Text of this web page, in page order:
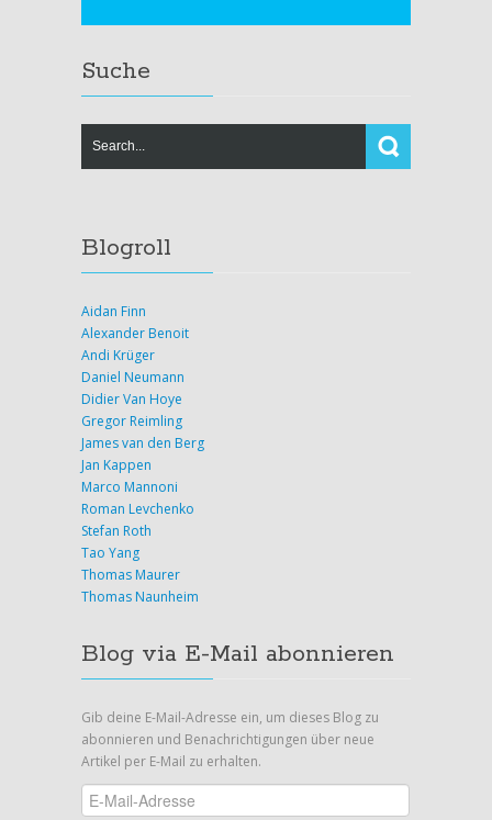
Suche
Blogroll
Aidan Finn
Alexander Benoit
Andi Krüger
Daniel Neumann
Didier Van Hoye
Gregor Reimling
James van den Berg
Jan Kappen
Marco Mannoni
Roman Levchenko
Stefan Roth
Tao Yang
Thomas Maurer
Thomas Naunheim
Blog via E-Mail abonnieren
Gib deine E-Mail-Adresse ein, um dieses Blog zu
abonnieren und Benachrichtigungen über neue
Artikel per E-Mail zu erhalten.
E-
Mail-